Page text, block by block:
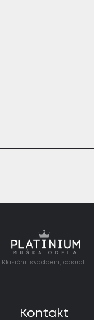
Klasični, svadbeni, casual.
Kontakt